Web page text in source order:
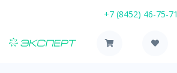
+7 (8452) 46-75-71